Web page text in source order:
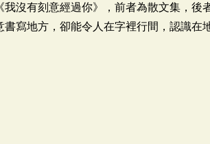
沒有刻意經過你》，前者為散文集，後
寫地方，卻能令人在字裡行間，認識在